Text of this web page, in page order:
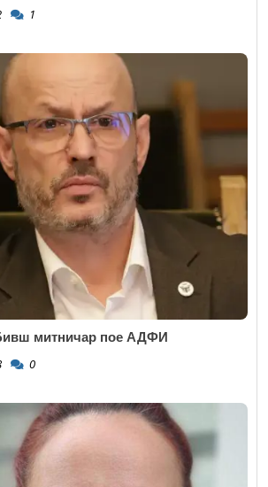
1
митничар пое АДФИ
0